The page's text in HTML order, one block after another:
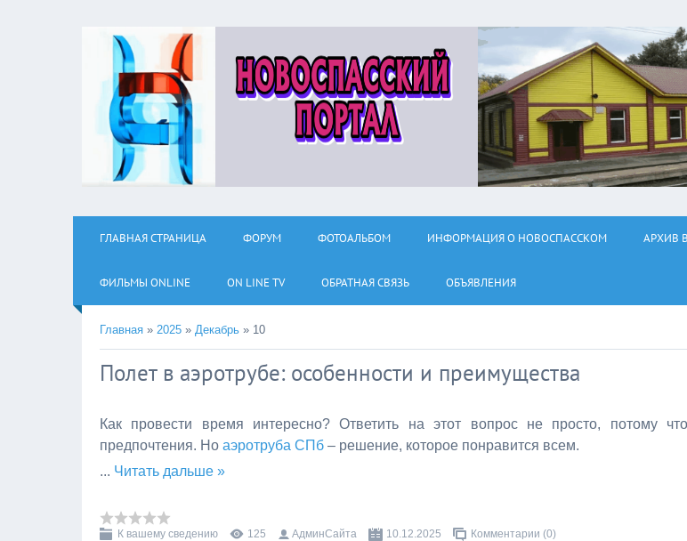
ГЛАВНАЯ СТРАНИЦА ФОРУМ ФОТОАЛЬБОМ ИНФОРМАЦИЯ О НОВОСПАССКОМ АРХИВ
ФИЛЬМЫ ОNLINE ON LINE TV ОБРАТНАЯ СВЯЗЬ ОБЪЯВЛЕНИЯ
Главная » 2025 » Декабрь » 10
Полет в аэротрубе: особенности и преимущества
Как провести время интересно? Ответить на этот вопрос не просто, потому
предпочтения. Но аэротруба СПб – решение, которое понравится всем.
... Читать дальше »
К вашему сведению 125 АдминСайта 10.12.2025 Комментарии (0)